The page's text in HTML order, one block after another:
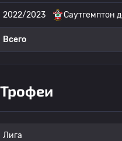
2022/2023 Саутгемптон
Всего
Трофеи
Лига